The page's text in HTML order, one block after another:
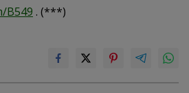
B549 . (***)